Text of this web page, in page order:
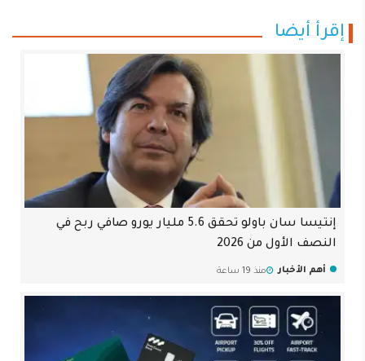
إقرأ أيضا
إنتيسا سان باولو تحقق 5.6 مليار يورو صافي ربح في
النصف الأول من 2026
أهم الأخبار منذ 19 ساعة